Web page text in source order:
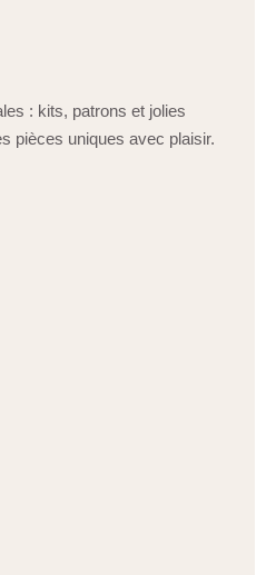
: kits, patrons et jolies
pièces uniques avec plaisir.